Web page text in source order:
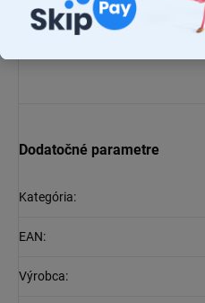
Individuálne testovanie
orgánmi (TÜV a KBA)
Dodatočné parametre
Kategória:
EAN:
Výrobca: